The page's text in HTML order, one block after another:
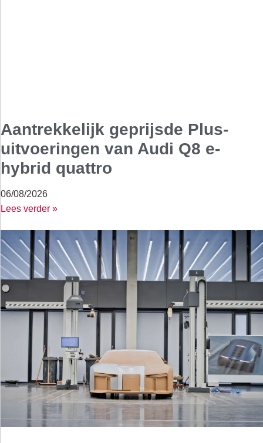
Aantrekkelijk geprijsde Plus-
uitvoeringen van Audi Q8 e-
hybrid quattro
06/08/2026
Lees verder »